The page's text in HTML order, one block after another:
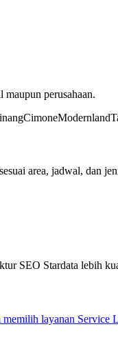
maupun perusahaan.
CimoneModernland
area, jadwal, dan
SEO Stardata lebih
layanan Service